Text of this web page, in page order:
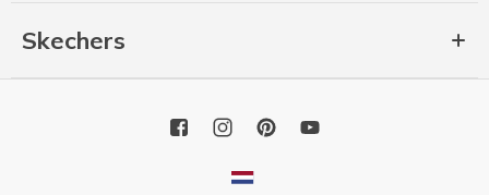
Skechers